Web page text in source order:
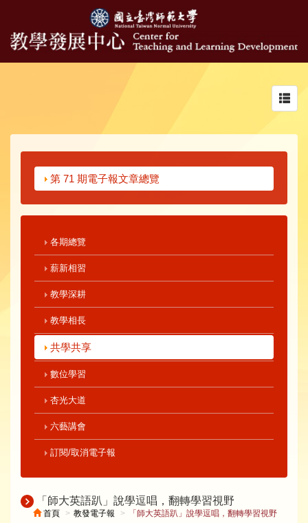
第 71 期電子報文章總覽
各期總覽
薪新相習
教學深耕
教學相長
共學共享
數位學習
杏光大道
六藝講會
訂閱/取消電子報
「師大英語趴」說學逗唱，翻轉學習視野
首頁 教發電子報 「師大英語趴」說學逗唱，翻轉學習視野